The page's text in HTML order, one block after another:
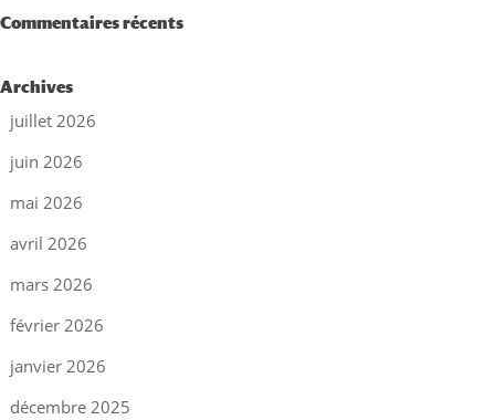
Commentaires récents
Archives
juillet 2026
juin 2026
mai 2026
avril 2026
mars 2026
février 2026
janvier 2026
décembre 2025